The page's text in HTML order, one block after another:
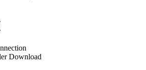
Download